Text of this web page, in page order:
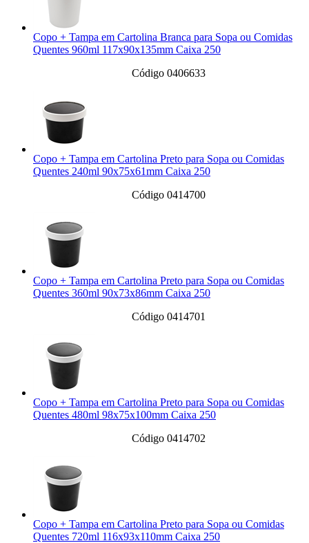
Copo + Tampa em Cartolina Branca para Sopa ou Comidas
Quentes 960ml 117x90x135mm Caixa 250
Código 0406633
Copo + Tampa em Cartolina Preto para Sopa ou Comidas
Quentes 240ml 90x75x61mm Caixa 250
Código 0414700
Copo + Tampa em Cartolina Preto para Sopa ou Comidas
Quentes 360ml 90x73x86mm Caixa 250
Código 0414701
Copo + Tampa em Cartolina Preto para Sopa ou Comidas
Quentes 480ml 98x75x100mm Caixa 250
Código 0414702
Copo + Tampa em Cartolina Preto para Sopa ou Comidas
Quentes 720ml 116x93x110mm Caixa 250